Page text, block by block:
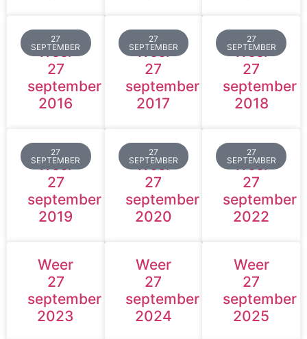
27
SEPTEMBER
Weer
27
september
2016
27
SEPTEMBER
Weer
27
september
2017
27
SEPTEMBER
Weer
27
september
2018
27
SEPTEMBER
Weer
27
september
2019
27
SEPTEMBER
Weer
27
september
2020
27
SEPTEMBER
Weer
27
september
2022
Weer
27
september
2023
Weer
27
september
2024
Weer
27
september
2025